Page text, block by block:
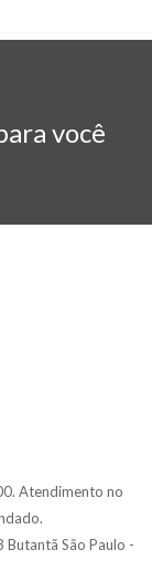
você
Atendimento no
Butantã São Paulo -